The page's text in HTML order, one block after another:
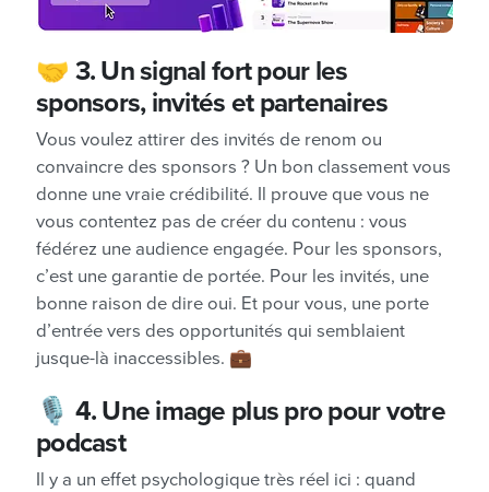
🤝 3. Un signal fort pour les
sponsors, invités et partenaires
Vous voulez attirer des invités de renom ou
convaincre des sponsors ? Un bon classement vous
donne une vraie crédibilité. Il prouve que vous ne
vous contentez pas de créer du contenu : vous
fédérez une audience engagée. Pour les sponsors,
c’est une garantie de portée. Pour les invités, une
bonne raison de dire oui. Et pour vous, une porte
d’entrée vers des opportunités qui semblaient
jusque-là inaccessibles. 💼
🎙 4. Une image plus pro pour votre
podcast
Il y a un effet psychologique très réel ici : quand